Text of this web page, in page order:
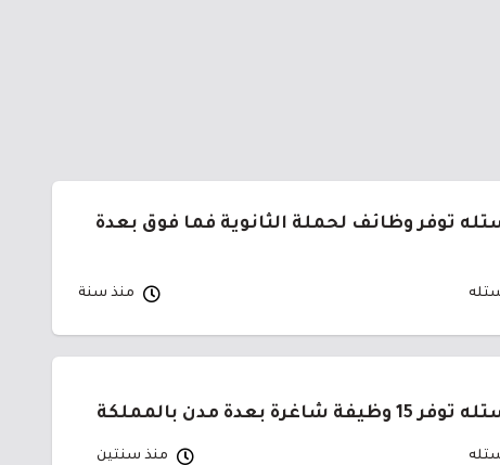
توفر وظائف لحملة الثانوية فما فوق بعدة
منذ سنة
شاغرة بعدة مدن بالمملكة
منذ سنتين